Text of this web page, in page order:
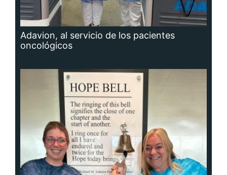
Adavion, al servicio de los pacientes
oncológicos